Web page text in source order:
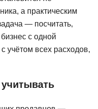
а практическим
— посчитать,
с одной
учётом всех расходов,